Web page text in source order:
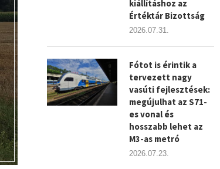
kiállításhoz az
Értéktár Bizottság
2026.07.31.
Fótot is érintik a
tervezett nagy
vasúti fejlesztések:
megújulhat az S71-
es vonal és
hosszabb lehet az
M3-as metró
2026.07.23.